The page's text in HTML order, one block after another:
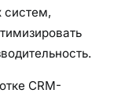
систем,
CRM-